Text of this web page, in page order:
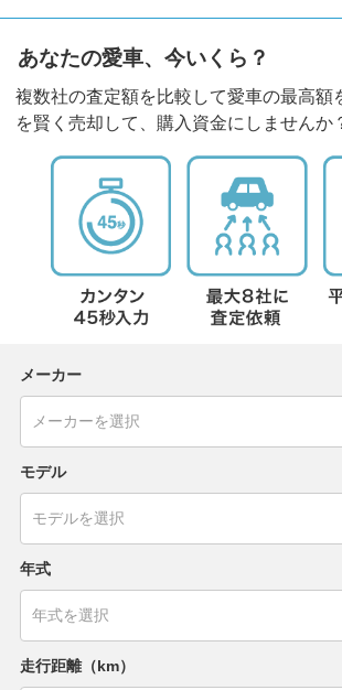
あなたの愛車、今いくら？
複数社の査定額を比較して愛車の最高額
を賢く売却して、購入資金にしませんか
メーカー
モデル
年式
走行距離（km）